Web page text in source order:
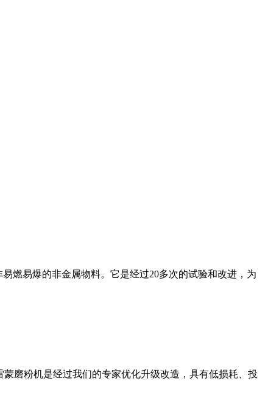
燃易爆的非金属物料。它是经过20多次的试验和改进，为
磨粉机是经过我们的专家优化升级改造，具有低损耗、投